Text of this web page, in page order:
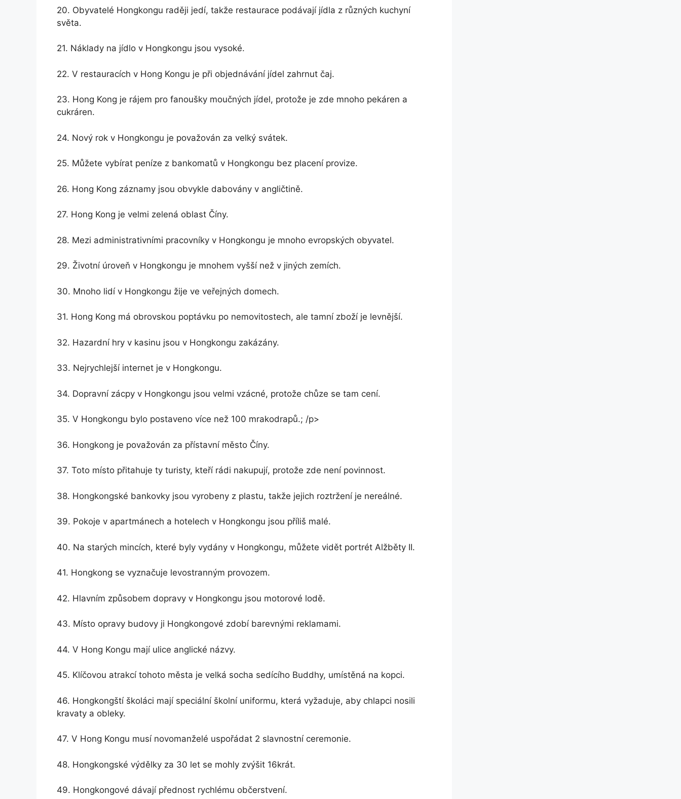
20. Obyvatelé Hongkongu raději jedí, takže restaurace podávají jídla z různých kuchyní
světa.
21. Náklady na jídlo v Hongkongu jsou vysoké.
22. V restauracích v Hong Kongu je při objednávání jídel zahrnut čaj.
23. Hong Kong je rájem pro fanoušky moučných jídel, protože je zde mnoho pekáren a
cukráren.
24. Nový rok v Hongkongu je považován za velký svátek.
25. Můžete vybírat peníze z bankomatů v Hongkongu bez placení provize.
26. Hong Kong záznamy jsou obvykle dabovány v angličtině.
27. Hong Kong je velmi zelená oblast Číny.
28. Mezi administrativními pracovníky v Hongkongu je mnoho evropských obyvatel.
29. Životní úroveň v Hongkongu je mnohem vyšší než v jiných zemích.
30. Mnoho lidí v Hongkongu žije ve veřejných domech.
31. Hong Kong má obrovskou poptávku po nemovitostech, ale tamní zboží je levnější.
32. Hazardní hry v kasinu jsou v Hongkongu zakázány.
33. Nejrychlejší internet je v Hongkongu.
34. Dopravní zácpy v Hongkongu jsou velmi vzácné, protože chůze se tam cení.
35. V Hongkongu bylo postaveno více než 100 mrakodrapů.; /p>
36. Hongkong je považován za přístavní město Číny.
37. Toto místo přitahuje ty turisty, kteří rádi nakupují, protože zde není povinnost.
38. Hongkongské bankovky jsou vyrobeny z plastu, takže jejich roztržení je nereálné.
39. Pokoje v apartmánech a hotelech v Hongkongu jsou příliš malé.
40. Na starých mincích, které byly vydány v Hongkongu, můžete vidět portrét Alžběty II.
41. Hongkong se vyznačuje levostranným provozem.
42. Hlavním způsobem dopravy v Hongkongu jsou motorové lodě.
43. Místo opravy budovy ji Hongkongové zdobí barevnými reklamami.
44. V Hong Kongu mají ulice anglické názvy.
45. Klíčovou atrakcí tohoto města je velká socha sedícího Buddhy, umístěná na kopci.
46. Hongkongští školáci mají speciální školní uniformu, která vyžaduje, aby chlapci nosili
kravaty a obleky.
47. V Hong Kongu musí novomanželé uspořádat 2 slavnostní ceremonie.
48. Hongkongské výdělky za 30 let se mohly zvýšit 16krát.
49. Hongkongové dávají přednost rychlému občerstvení.